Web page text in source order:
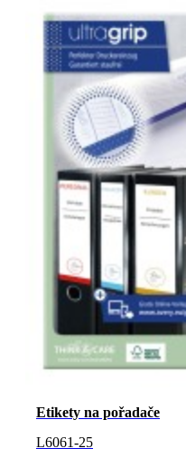
Etikety na pořadače
L6061-25